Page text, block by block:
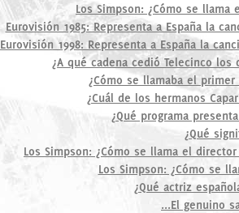
Los Simpson: ¿Cómo se
Eurovisión 1985: Representa a España la
Eurovisión 1998: Representa a España la
¿A qué cadena cedió Telecinco
¿Cómo se llamaba el
¿Cuál de los hermanos
¿Qué programa
¿Qué
Los Simpson: ¿Cómo se llama el
Los Simpson: ¿Cómo se
¿Qué actriz
...El genuino